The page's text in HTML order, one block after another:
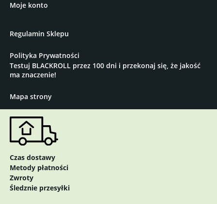
Moje konto
Regulamin Sklepu
Polityka Prywatności
Testuj BLACKROLL przez 100 dni i przekonaj się, że jakość
ma znaczenie!
Mapa strony
Czas dostawy
Metody płatności
Zwroty
Śledznie przesyłki